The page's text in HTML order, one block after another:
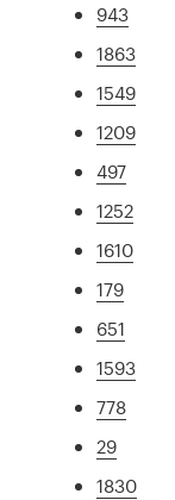
943
1863
1549
1209
497
1252
1610
179
651
1593
778
29
1830